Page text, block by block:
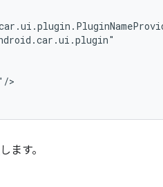
します。